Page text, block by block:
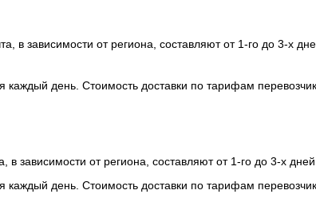
в зависимости от региона, составляют от 1-го до 3-х
каждый день. Стоимость доставки по тарифам
в зависимости от региона, составляют от 1-го до 3-х
каждый день. Стоимость доставки по тарифам